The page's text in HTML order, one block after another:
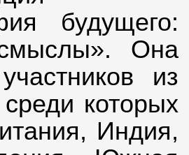
будущего:
Она
из
которых
Индия,